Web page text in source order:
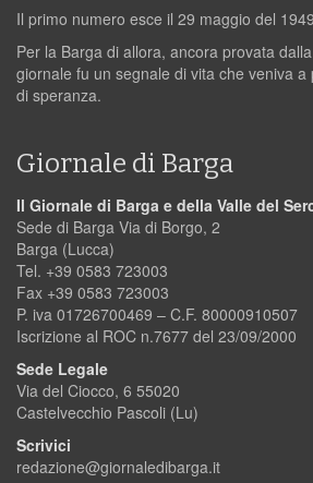
Il primo numero esce il 29 maggio del
Per la Barga di allora, ancora provata
giornale fu un segnale di vita che veniva
di speranza.
Giornale di Barga
Il Giornale di Barga e della Valle del
Sede di Barga Via di Borgo, 2
Barga (Lucca)
Tel. +39 0583 723003
Fax +39 0583 723003
P. iva 01726700469 – C.F. 80000910507
Iscrizione al ROC n.7677 del 23/09/2000
Sede Legale
Via del Ciocco, 6 55020
Castelvecchio Pascoli (Lu)
Scrivici
redazione@giornaledibarga.it